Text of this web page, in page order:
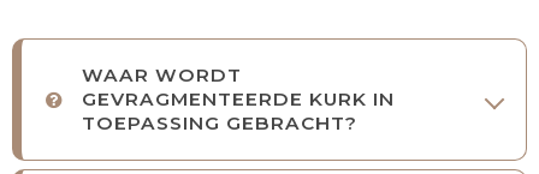
WAAR WORDT
GEVRAGMENTEERDE KURK IN
TOEPASSING GEBRACHT?